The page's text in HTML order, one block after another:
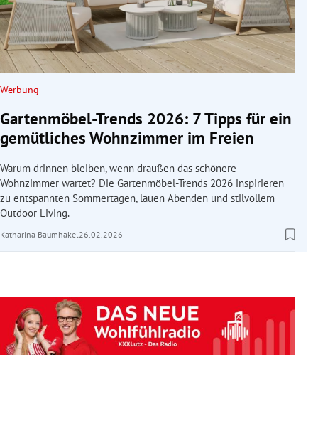
Werbung
Gartenmöbel-Trends 2026: 7 Tipps für ein
gemütliches Wohnzimmer im Freien
Warum drinnen bleiben, wenn draußen das schönere
Wohnzimmer wartet? Die Gartenmöbel-Trends 2026 inspirieren
zu entspannten Sommertagen, lauen Abenden und stilvollem
Outdoor Living.
Katharina Baumhakel26.02.2026